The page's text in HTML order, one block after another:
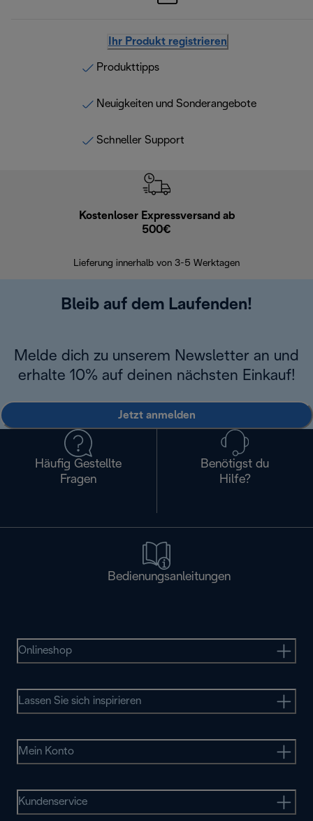
Ihr Produkt registrieren
Produkttipps
Neuigkeiten und Sonderangebote
Schneller Support
Kostenloser Expressversand ab
500€
Lieferung innerhalb von 3-5 Werktagen
Bleib auf dem Laufenden!
Melde dich zu unserem Newsletter an und
erhalte 10% auf deinen nächsten Einkauf!
Jetzt anmelden
Häufig Gestellte
Fragen
Benötigst du
Hilfe?
Bedienungsanleitungen
Onlineshop
Lassen Sie sich inspirieren
Mein Konto
Kundenservice